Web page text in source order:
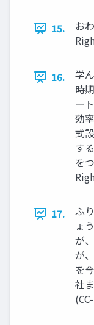
15.
お
16.
学
時
ー
効
式
す
を
17.
ふ
ょ
が
が
を
社